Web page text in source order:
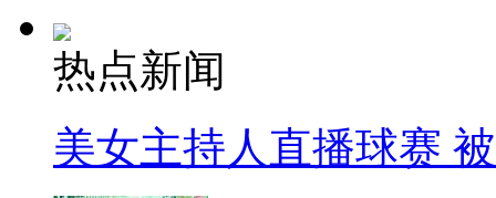
热点新闻
美女主持人直播球赛